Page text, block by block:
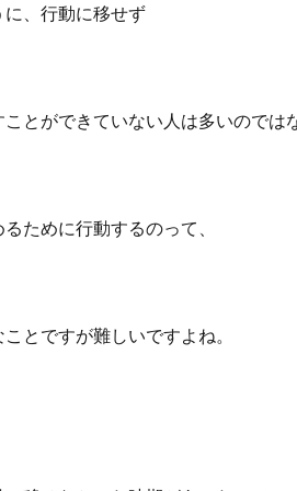
に、行動に移せず
とができていない人は多いのでは
ために行動するのって、
とですが難しいですよね。